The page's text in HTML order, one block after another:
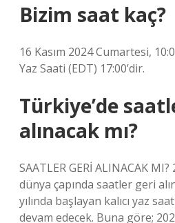
Bizim saat kaç?
16 Kasım 2024 Cumartesi,
Yaz Saati (EDT) 17:00’dir.
Türkiye’de
alınacak mı?
SAATLER GERİ ALINACAK
dünya çapında saatler geri
yılında başlayan kalıcı yaz
devam edecek. Buna göre;